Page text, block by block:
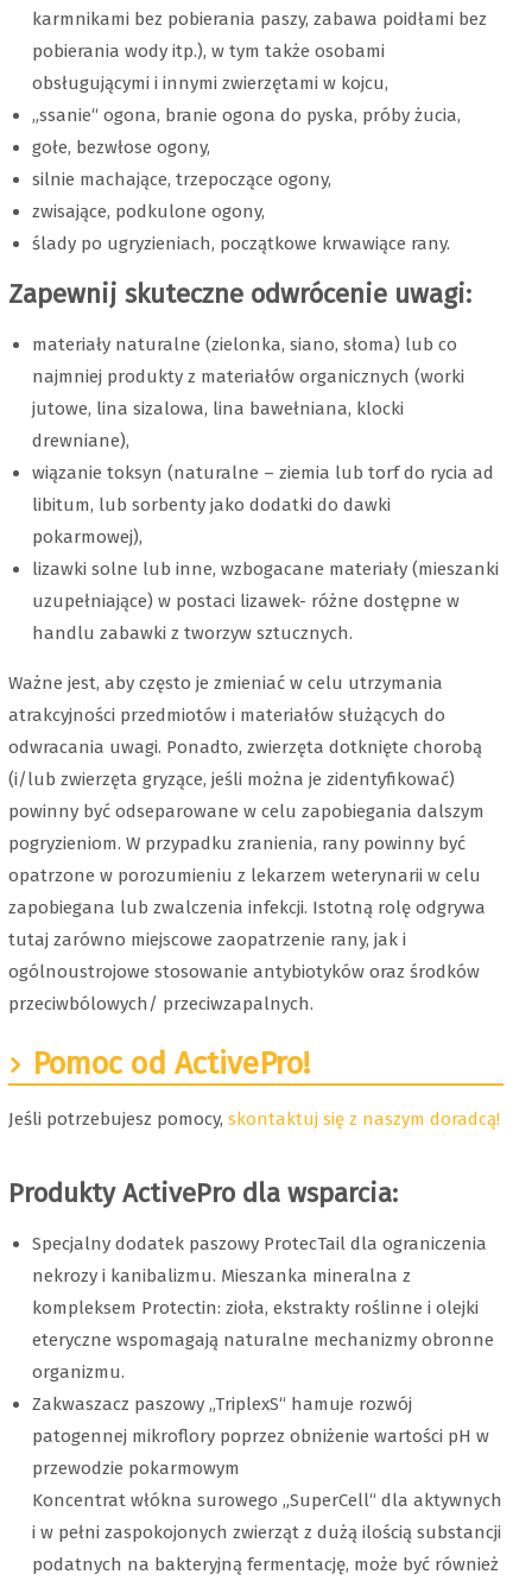
karmnikami bez pobierania paszy, zabawa poidłami bez
pobierania wody itp.), w tym także osobami
obsługującymi i innymi zwierzętami w kojcu,
„ssanie“ ogona, branie ogona do pyska, próby żucia,
gołe, bezwłose ogony,
silnie machające, trzepoczące ogony,
zwisające, podkulone ogony,
ślady po ugryzieniach, początkowe krwawiące rany.
Zapewnij skuteczne odwrócenie uwagi:
materiały naturalne (zielonka, siano, słoma) lub co
najmniej produkty z materiałów organicznych (worki
jutowe, lina sizalowa, lina bawełniana, klocki
drewniane),
wiązanie toksyn (naturalne – ziemia lub torf do rycia ad
libitum, lub sorbenty jako dodatki do dawki
pokarmowej),
lizawki solne lub inne, wzbogacane materiały (mieszanki
uzupełniające) w postaci lizawek- różne dostępne w
handlu zabawki z tworzyw sztucznych.
Ważne jest, aby często je zmieniać w celu utrzymania
atrakcyjności przedmiotów i materiałów służących do
odwracania uwagi. Ponadto, zwierzęta dotknięte chorobą
(i/lub zwierzęta gryzące, jeśli można je zidentyfikować)
powinny być odseparowane w celu zapobiegania dalszym
pogryzieniom. W przypadku zranienia, rany powinny być
opatrzone w porozumieniu z lekarzem weterynarii w celu
zapobiegana lub zwalczenia infekcji. Istotną rolę odgrywa
tutaj zarówno miejscowe zaopatrzenie rany, jak i
ogólnoustrojowe stosowanie antybiotyków oraz środków
przeciwbólowych/ przeciwzapalnych.
Pomoc od ActivePro!
Jeśli potrzebujesz pomocy, skontaktuj się z naszym doradcą!
Produkty ActivePro dla wsparcia:
Specjalny dodatek paszowy ProtecTail dla ograniczenia
nekrozy i kanibalizmu. Mieszanka mineralna z
kompleksem Protectin: zioła, ekstrakty roślinne i olejki
eteryczne wspomagają naturalne mechanizmy obronne
organizmu.
Zakwaszacz paszowy „TriplexS“ hamuje rozwój
patogennej mikroflory poprzez obniżenie wartości pH w
przewodzie pokarmowym
Koncentrat włókna surowego „SuperCell“ dla aktywnych
i w pełni zaspokojonych zwierząt z dużą ilością substancji
podatnych na bakteryjną fermentację, może być również